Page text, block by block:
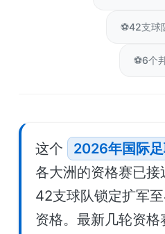
⚽42支球
⚽6个
这个
2026年国际
各大洲的资格赛已
42支球队锁定扩军
资格。最新几轮资格